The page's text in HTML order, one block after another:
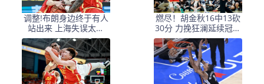
调整!布朗身边终于有人
站出来 上海失误太多
+犯规困扰
燃尽！胡金秋16中13砍
30分 力挽狂澜延续冠军
悬念